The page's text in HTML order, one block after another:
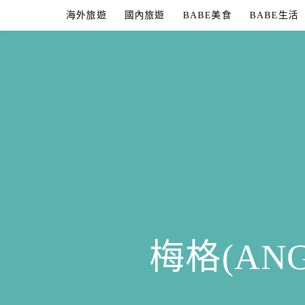
content
海外旅遊 國內旅遊 BABE美食 BABE生活
梅格